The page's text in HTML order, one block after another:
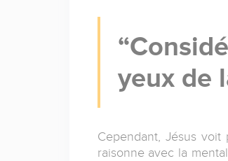
yeux de
Cependant, Jésus
raisonne avec la